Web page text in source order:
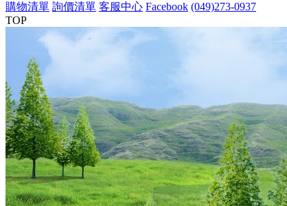
購物清單 詢價清單 客服中心 Facebook (049)273-0937
TOP